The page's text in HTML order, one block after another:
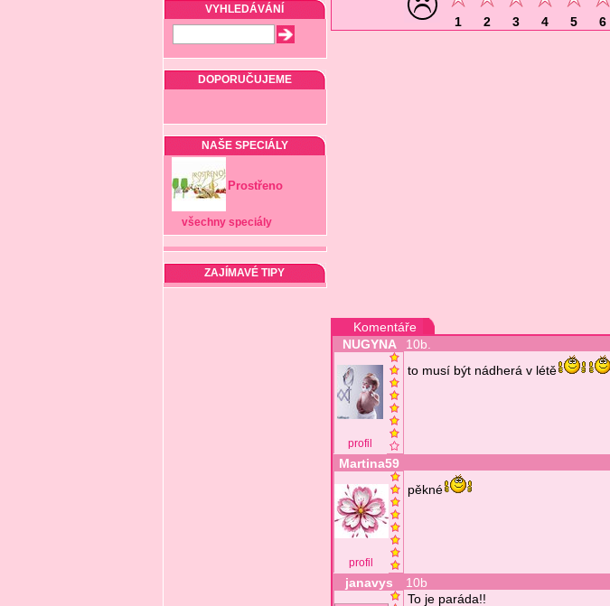
VYHLEDÁVÁNÍ
DOPORUČUJEME
NAŠE SPECIÁLY
Prostřeno
všechny speciály
ZAJÍMAVÉ TIPY
1 2 3 4 5 6
Komentáře
NUGYNA
10b.
profil
to musí být nádherá v létě
Martina59
profil
pěkné
janavys 10b
To je paráda!!